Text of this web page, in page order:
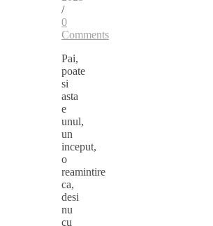
/
0
Comments
Pai,
poate
si
asta
e
unul,
un
inceput,
o
reamintire
ca,
desi
nu
cu